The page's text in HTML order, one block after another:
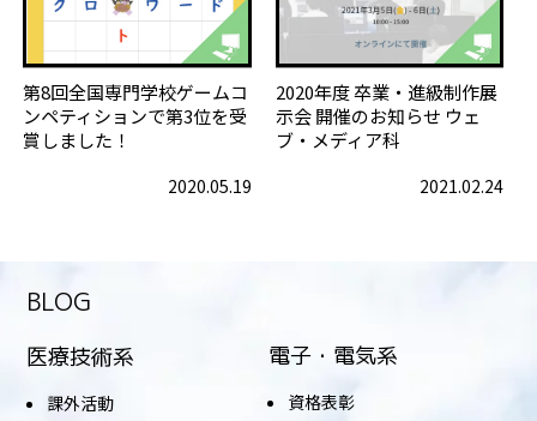
第8回全国専門学校ゲームコ
ンペティションで第3位を受
賞しました！
2020.05.19
2020年度 卒業・進級制作展
示会 開催のお知らせ ウェ
ブ・メディア科
2021.02.24
BLOG
医療技術系
課外活動
電子・電気系
資格表彰